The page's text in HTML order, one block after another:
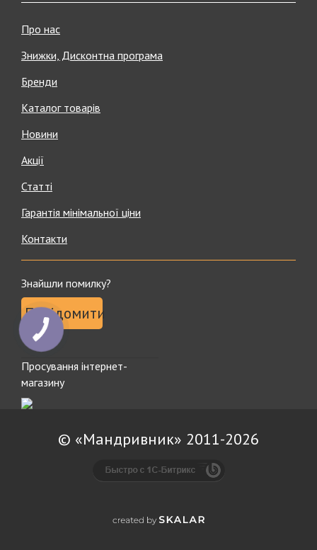
Про нас
Знижки, Дисконтна програма
Бренди
Каталог товарів
Новини
Акції
Статті
Гарантія мінімальної ціни
Контакти
Знайшли помилку?
Повідомити
Просування інтернет-
магазину
© «Мандривник» 2011-2026